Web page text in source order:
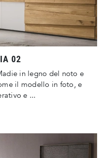
02
in legno del noto e
il modello in foto, e
e ...